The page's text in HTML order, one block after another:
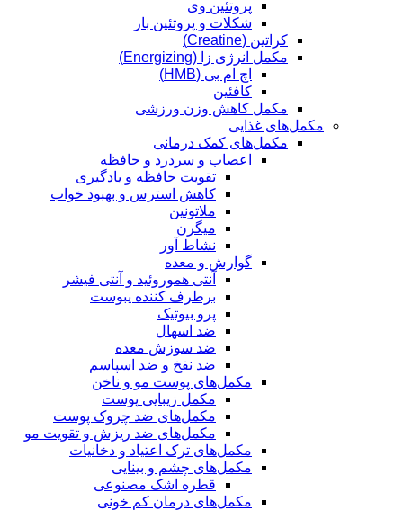
پروتئین وی
شکلات و پروتئین بار
کراتین (Creatine)
مکمل انرژی زا (Energizing)
اچ ام بی (HMB)
کافئین
مکمل کاهش وزن ورزشی
مکمل‌های غذایی
مکمل‌های کمک درمانی
اعصاب و سردرد و حافظه
تقویت حافظه و یادگیری
کاهش استرس و بهبود خواب
ملاتونین
میگرن
نشاط آور
گوارش و معده
آنتی هموروئید و آنتی فیشر
برطرف کننده یبوست
پرو بیوتیک
ضد اسهال
ضد سوزش معده
ضد نفخ و ضد اسپاسم
مکمل‌های پوست مو و ناخن
مکمل زیبایی پوست
مکمل‌های ضد چروک پوست
مکمل‌های ضد ریزش و تقویت مو
مکمل‌های ترک اعتیاد و دخانیات
مکمل‌های چشم و بینایی
قطره اشک مصنوعی
مکمل‌های درمان کم خونی